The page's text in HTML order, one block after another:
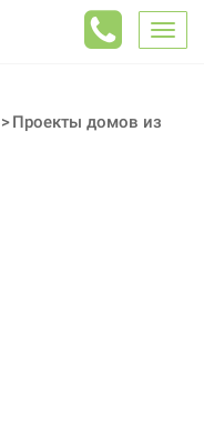
Проекты домов из